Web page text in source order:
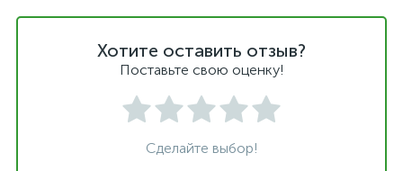
Хотите оставить отзыв?
Поставьте свою оценку!
Сделайте выбор!